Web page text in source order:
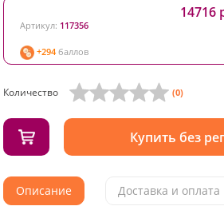
Артикул: 117356
+294 баллов
14716
Количество
Купить без
(0)
Описание Доставка и оплата